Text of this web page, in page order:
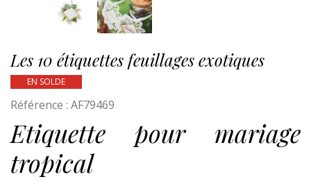
Les 10 étiquettes feuillages exotiques
EN SOLDE
Référence : AF79469
Etiquette pour mariage
tropical